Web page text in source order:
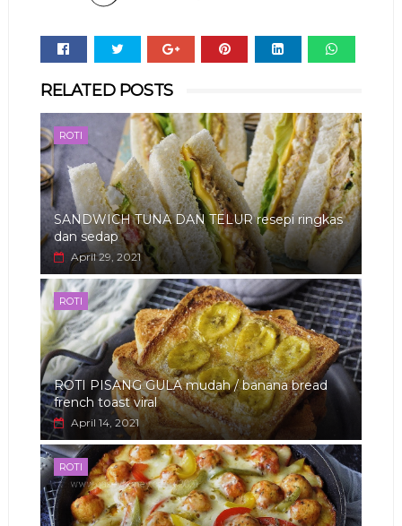
RELATED POSTS
ROTI
SANDWICH TUNA DAN TELUR resepi ringkas
dan sedap
April 29, 2021
ROTI
ROTI PISANG GULA mudah / banana bread
french toast viral
April 14, 2021
ROTI